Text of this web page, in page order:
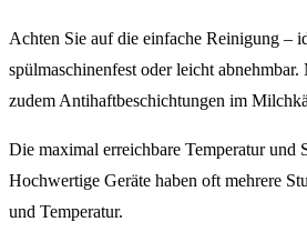
Achten Sie auf die einfache Reinigung –
spülmaschinenfest oder leicht abnehmbar.
zudem Antihaftbeschichtungen im
Die maximal erreichbare Temperatur und
Hochwertige Geräte haben oft mehrere
und Temperatur.